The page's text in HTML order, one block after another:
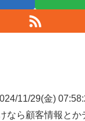
11/29(金)
なら顧客情報とか